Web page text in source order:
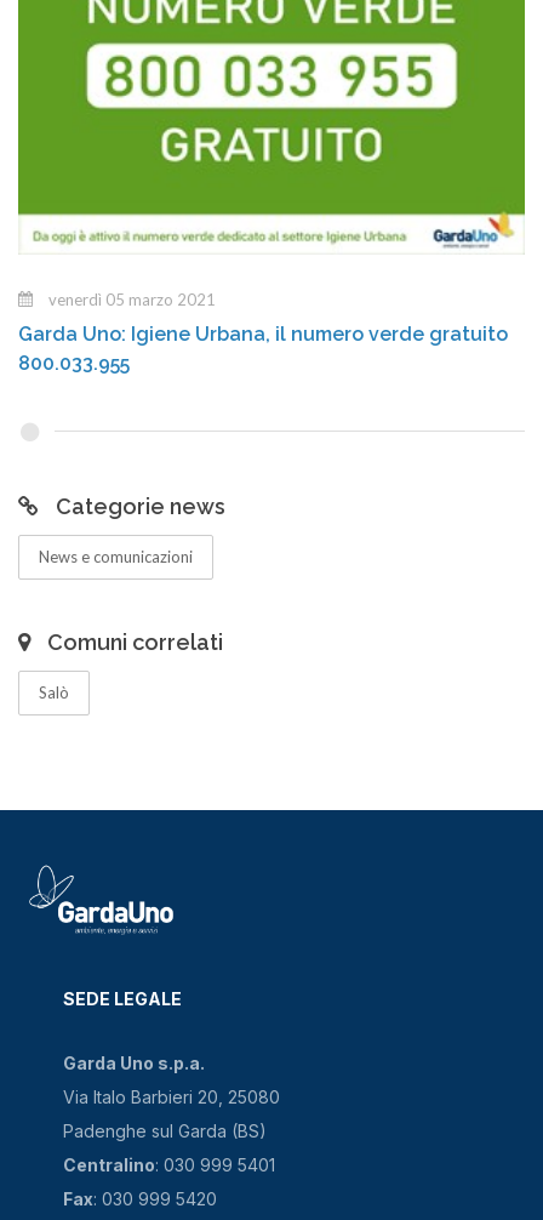
venerdì 05 marzo 2021
Garda Uno: Igiene Urbana, il numero verde gratuito
800.033.955
Categorie news
News e comunicazioni
Comuni correlati
Salò
SEDE LEGALE
Garda Uno s.p.a.
Via Italo Barbieri 20, 25080
Padenghe sul Garda (BS)
Centralino: 030 999 5401
Fax: 030 999 5420